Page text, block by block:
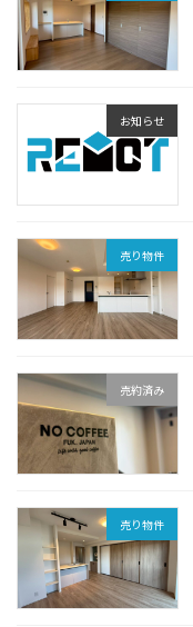
お知らせ
売り物件
売約済み
売り物件